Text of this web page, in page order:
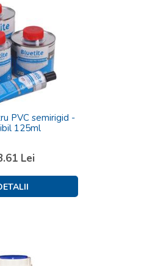
PVC semirigid -
125ml
Lei